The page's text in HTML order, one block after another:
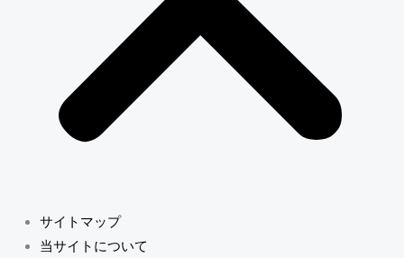
サイトマップ
当サイトについて